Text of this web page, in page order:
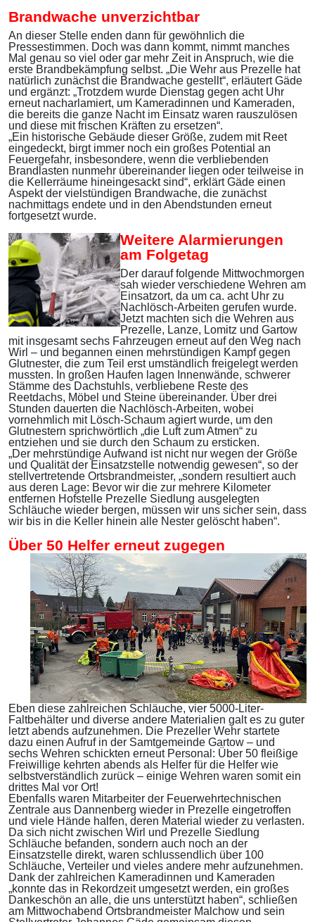
Brandwache unverzichtbar
An dieser Stelle enden dann für gewöhnlich die
Pressestimmen. Doch was dann kommt, nimmt manches
Mal genau so viel oder gar mehr Zeit in Anspruch, wie die
erste Brandbekämpfung selbst. „Die Wehr aus Prezelle hat
natürlich zunächst die Brandwache gestellt“, erläutert Gäde
und ergänzt: „Trotzdem wurde Dienstag gegen acht Uhr
erneut nacharlamiert, um Kameradinnen und Kameraden,
die bereits die ganze Nacht im Einsatz waren rauszulösen
und diese mit frischen Kräften zu ersetzen“.
„Ein historische Gebäude dieser Größe, zudem mit Reet
eingedeckt, birgt immer noch ein großes Potential an
Feuergefahr, insbesondere, wenn die verbliebenden
Brandlasten nunmehr übereinander liegen oder teilweise in
die Kellerräume hineingesackt sind“, erklärt Gäde einen
Aspekt der vielstündigen Brandwache, die zunächst
nachmittags endete und in den Abendstunden erneut
fortgesetzt wurde.
Weitere Alarmierungen
am Folgetag
Der darauf folgende Mittwochmorgen
sah wieder verschiedene Wehren am
Einsatzort, da um ca. acht Uhr zu
Nachlösch-Arbeiten gerufen wurde.
Jetzt machten sich die Wehren aus
Prezelle, Lanze, Lomitz und Gartow
mit insgesamt sechs Fahrzeugen erneut auf den Weg nach
Wirl – und begannen einen mehrstündigen Kampf gegen
Glutnester, die zum Teil erst umständlich freigelegt werden
mussten. In großen Haufen lagen Innenwände, schwerer
Stämme des Dachstuhls, verbliebene Reste des
Reetdachs, Möbel und Steine übereinander. Über drei
Stunden dauerten die Nachlösch-Arbeiten, wobei
vornehmlich mit Lösch-Schaum agiert wurde, um den
Glutnestern sprichwörtlich „die Luft zum Atmen“ zu
entziehen und sie durch den Schaum zu ersticken.
„Der mehrstündige Aufwand ist nicht nur wegen der Größe
und Qualität der Einsatzstelle notwendig gewesen“, so der
stellvertretende Ortsbrandmeister, „sondern resultiert auch
aus deren Lage: Bevor wir die zur mehrere Kilometer
entfernen Hofstelle Prezelle Siedlung ausgelegten
Schläuche wieder bergen, müssen wir uns sicher sein, dass
wir bis in die Keller hinein alle Nester gelöscht haben“.
Über 50 Helfer erneut zugegen
Eben diese zahlreichen Schläuche, vier 5000-Liter-
Faltbehälter und diverse andere Materialien galt es zu guter
letzt abends aufzunehmen. Die Prezeller Wehr startete
dazu einen Aufruf in der Samtgemeinde Gartow – und
sechs Wehren schickten erneut Personal: Über 50 fleißige
Freiwillige kehrten abends als Helfer für die Helfer wie
selbstverständlich zurück – einige Wehren waren somit ein
drittes Mal vor Ort!
Ebenfalls waren Mitarbeiter der Feuerwehrtechnischen
Zentrale aus Dannenberg wieder in Prezelle eingetroffen
und viele Hände halfen, deren Material wieder zu verlasten.
Da sich nicht zwischen Wirl und Prezelle Siedlung
Schläuche befanden, sondern auch noch an der
Einsatzstelle direkt, waren schlussendlich über 100
Schläuche, Verteiler und vieles andere mehr aufzunehmen.
Dank der zahlreichen Kameradinnen und Kameraden
„konnte das in Rekordzeit umgesetzt werden, ein großes
Dankeschön an alle, die uns unterstützt haben“, schließen
am Mittwochabend Ortsbrandmeister Malchow und sein